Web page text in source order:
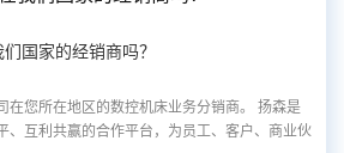
国家的经销商吗？
在您所在地区的数控机床业务分销商。 扬森是
、互利共赢的合作平台，为员工、客户、商业伙